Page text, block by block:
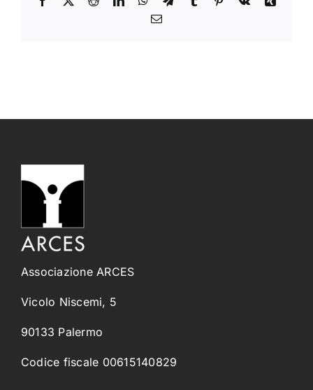
Email
Associazione ARCES
Vicolo Niscemi, 5
90133 Palermo
Codice fiscale 00615140829